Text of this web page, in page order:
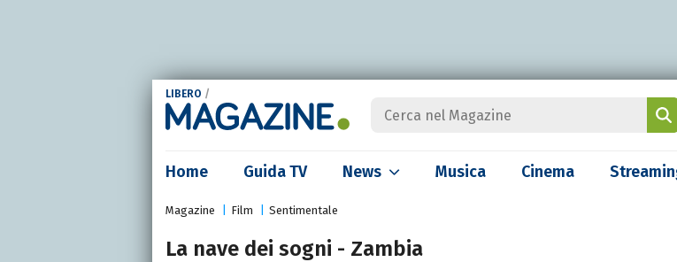
LIBERO /
Home Guida TV News Musica Cinema
Magazine Film Sentimentale
La nave dei sogni - Zambia